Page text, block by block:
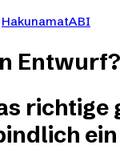
HakunamatABI
Entwurf?
richtige